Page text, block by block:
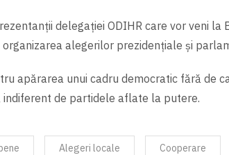
delegației ODIHR care vor veni la
alegerilor prezidențiale și
apărarea unui cadru democratic fără de
de partidele aflate la putere.
Alegeri locale Cooperare